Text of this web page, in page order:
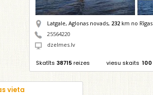
Latgale, Aglonas novads, 232 km no Rīgas
25564220
dzelmes.lv
Skatīts 38715reizes viesu skaits 100
vieta